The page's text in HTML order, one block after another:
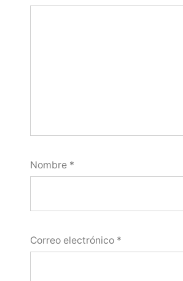
Nombre *
Correo electrónico *